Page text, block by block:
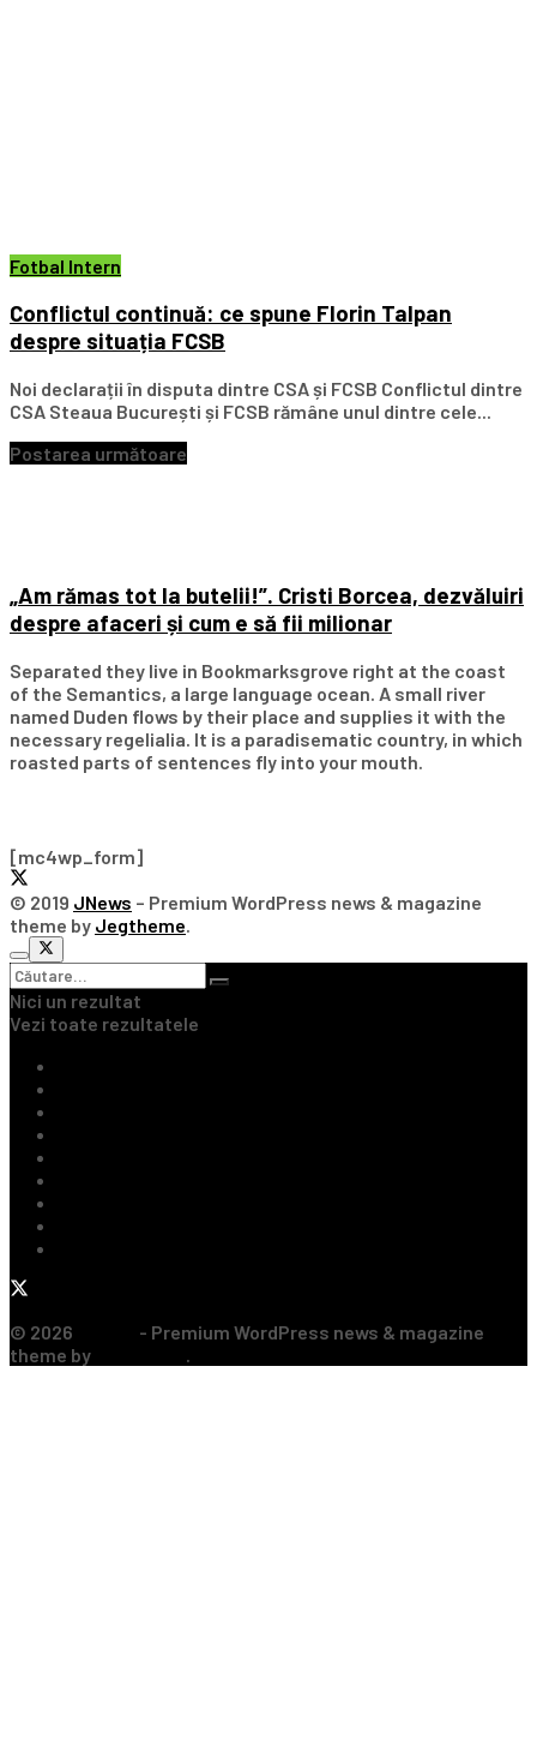
Fotbal Intern
Conflictul continuă: ce spune Florin Talpan
despre situația FCSB
Noi declarații în disputa dintre CSA și FCSB Conflictul dintre
CSA Steaua București și FCSB rămâne unul dintre cele...
Postarea următoare
„Am rămas tot la butelii!”. Cristi Borcea, dezvăluiri
despre afaceri și cum e să fii milionar
Separated they live in Bookmarksgrove right at the coast
of the Semantics, a large language ocean. A small river
named Duden flows by their place and supplies it with the
necessary regelialia. It is a paradisematic country, in which
roasted parts of sentences fly into your mouth.
[mc4wp_form]
© 2019 JNews – Premium WordPress news & magazine
theme by Jegtheme.
Nici un rezultat
Vezi toate rezultatele
© 2026
- Premium WordPress news & magazine
theme by
.